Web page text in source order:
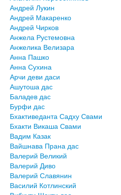
Андрей Лукин
Андрей Макаренко
Андрей Чирков
Анжела Рустемовна
Анжелика Велизара
Анна Пашко
Анна Сухина
Арчи деви даси
Ашутоша дас
Баладев дас
Бурфи дас
Бхактиведанта Садху Свами
Бхакти Викаша Свами
Вадим Казак
Вайшнава Прана дас
Валерий Великий
Валерий Диво
Валерий Славянин
Василий Котлинский